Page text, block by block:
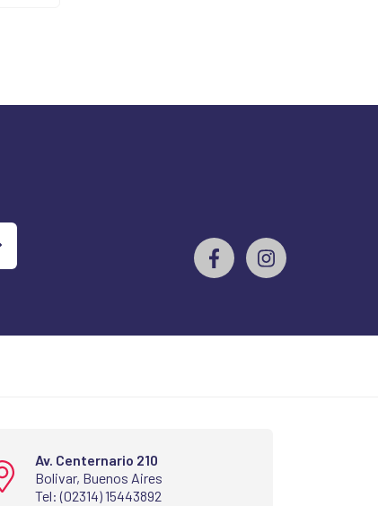
Av. Centernario 210
Bolivar, Buenos Aires
Tel: (02314) 15443892